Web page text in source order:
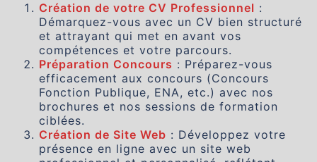
Création de votre CV Professionnel :
Démarquez-vous avec un CV bien structuré
et attrayant qui met en avant vos
compétences et votre parcours.
Préparation Concours : Préparez-vous
efficacement aux concours (Concours
Fonction Publique, ENA, etc.) avec nos
brochures et nos sessions de formation
ciblées.
Création de Site Web : Développez votre
présence en ligne avec un site web